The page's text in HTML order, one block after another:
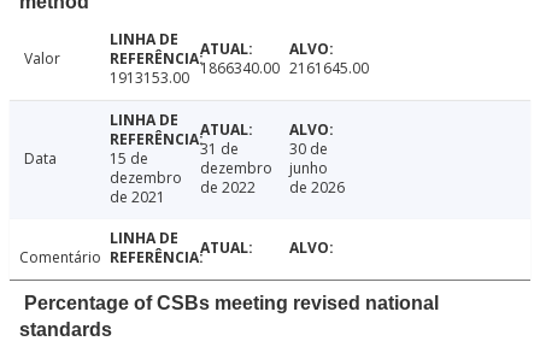
Valor
1913153.00 1866340.00 2161645.00
Data
15 de
dezembro
de 2021
31 de
dezembro
de 2022
30 de
junho
de 2026
Comentário
Percentage of CSBs meeting revised national
standards